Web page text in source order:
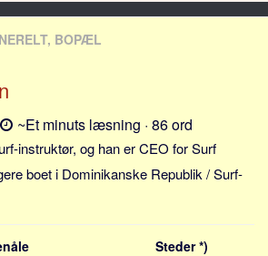
BOPÆL
~Et minuts læsning · 86 ord
instruktør, og han er CEO for Surf
boet i Dominikanske Republik / Surf-
Steder *)